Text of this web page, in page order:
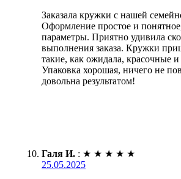
Заказала кружки с нашей
Оформление простое и
параметры. Приятно удивила
выполнения заказа. Кружки
такие, как ожидала, красочные и
Упаковка хорошая, ничего не
довольна результатом!
Галя И. : ★ ★ ★ ★ ★
25.05.2025